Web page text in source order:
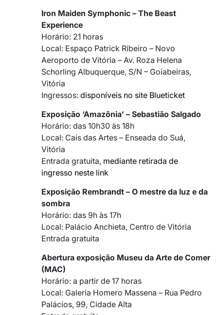
Iron Maiden Symphonic – The Beast
Experience
Horário: 21 horas
Local: Espaço Patrick Ribeiro – Novo
Aeroporto de Vitória – Av. Roza Helena
Schorling Albuquerque, S/N – Goiabeiras,
Vitória
Ingressos: disponíveis no site Blueticket
Exposição ‘Amazônia’ – Sebastião Salgado
Horário: das 10h30 às 18h
Local: Cais das Artes – Enseada do Suá,
Vitória
Entrada gratuita, mediante retirada de
ingresso neste link
Exposição Rembrandt – O mestre da luz e da
sombra
Horário: das 9h às 17h
Local: Palácio Anchieta, Centro de Vitória
Entrada gratuita
Abertura exposição Museu da Arte de Comer
(MAC)
Horário: a partir de 17 horas
Local: Galeria Homero Massena – Rua Pedro
Palácios, 99, Cidade Alta